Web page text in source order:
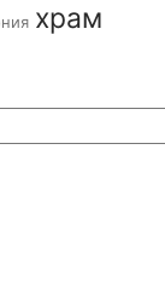
храм